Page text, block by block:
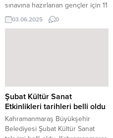
sınavına hazırlanan gençler için 11
ilçenin tamamında eş zamanlı
olarak YKS deneme sınavı
imkânı buldu. Kahramanmaraş
Büyükşehir Belediyesi, genç
dostu projeleriyle şehirdeki
eğitim seferberliğini sürdürüyor.
Başkan Fırat Görgel öncülüğünde
gençlere yönelik...
03.06.2025 0
Şubat Kültür Sanat
Etkinlikleri tarihleri belli oldu
Kahramanmaraş Büyükşehir
Belediyesi Şubat Kültür Sanat